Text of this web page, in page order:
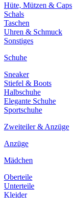
Hüte, Mützen & Caps
Schals
Taschen
Uhren & Schmuck
Sonstiges
Schuhe
Sneaker
Stiefel & Boots
Halbschuhe
Elegante Schuhe
Sportschuhe
Zweiteiler & Anzüge
Anzüge
Mädchen
Oberteile
Unterteile
Kleider